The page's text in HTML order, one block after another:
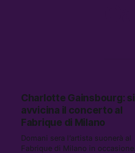
Charlotte Gainsbourg: si
avvicina il concerto al
Fabrique di Milano
Domani sera l’artista suonerà al
Fabrique di Milano in occasione